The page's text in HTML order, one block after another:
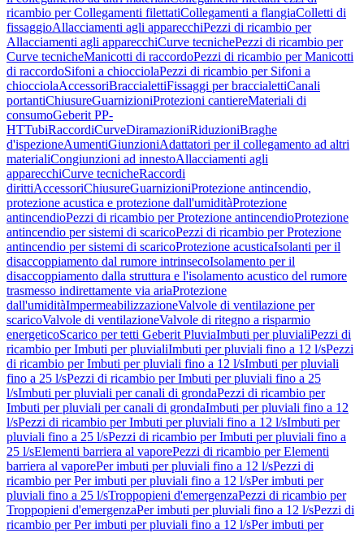
ricambio per Collegamenti filettatiCollegamenti a flangiaColletti di
fissaggioAllacciamenti agli apparecchiPezzi di ricambio per
Allacciamenti agli apparecchiCurve tecnichePezzi di ricambio per
Curve tecnicheManicotti di raccordoPezzi di ricambio per Manicotti
di raccordoSifoni a chiocciolaPezzi di ricambio per Sifoni a
chiocciolaAccessoriBraccialettiFissaggi per braccialettiCanali
portantiChiusureGuarnizioniProtezioni cantiereMateriali di
consumoGeberit PP-
HTTubiRaccordiCurveDiramazioniRiduzioniBraghe
d'ispezioneAumentiGiunzioniAdattatori per il collegamento ad altri
materialiCongiunzioni ad innestoAllacciamenti agli
apparecchiCurve tecnicheRaccordi
dirittiAccessoriChiusureGuarnizioniProtezione antincendio,
protezione acustica e protezione dall'umiditàProtezione
antincendioPezzi di ricambio per Protezione antincendioProtezione
antincendio per sistemi di scaricoPezzi di ricambio per Protezione
antincendio per sistemi di scaricoProtezione acusticaIsolanti per il
disaccoppiamento dal rumore intrinsecoIsolamento per il
disaccoppiamento dalla struttura e l'isolamento acustico del rumore
trasmesso indirettamente via ariaProtezione
dall'umiditàImpermeabilizzazioneValvole di ventilazione per
scaricoValvole di ventilazioneValvole di ritegno a risparmio
energeticoScarico per tetti Geberit PluviaImbuti per pluvialiPezzi di
ricambio per Imbuti per pluvialiImbuti per pluviali fino a 12 l/sPezzi
di ricambio per Imbuti per pluviali fino a 12 l/sImbuti per pluviali
fino a 25 l/sPezzi di ricambio per Imbuti per pluviali fino a 25
l/sImbuti per pluviali per canali di grondaPezzi di ricambio per
Imbuti per pluviali per canali di grondaImbuti per pluviali fino a 12
l/sPezzi di ricambio per Imbuti per pluviali fino a 12 l/sImbuti per
pluviali fino a 25 l/sPezzi di ricambio per Imbuti per pluviali fino a
25 l/sElementi barriera al vaporePezzi di ricambio per Elementi
barriera al vaporePer imbuti per pluviali fino a 12 l/sPezzi di
ricambio per Per imbuti per pluviali fino a 12 l/sPer imbuti per
pluviali fino a 25 l/sTroppopieni d'emergenzaPezzi di ricambio per
Troppopieni d'emergenzaPer imbuti per pluviali fino a 12 l/sPezzi di
ricambio per Per imbuti per pluviali fino a 12 l/sPer imbuti per